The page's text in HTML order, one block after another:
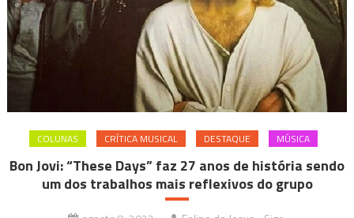
COLUNAS CRÍTICA MUSICAL DESTAQUE MÚSICA
Bon Jovi: “These Days” faz 27 anos de história sendo
um dos trabalhos mais reflexivos do grupo